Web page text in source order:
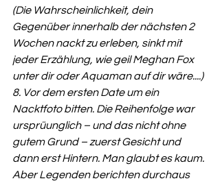
(Die Wahrscheinlichkeit, dein
Gegenüber innerhalb der nächsten 2
Wochen nackt zu erleben, sinkt mit
jeder Erzählung, wie geil Meghan Fox
unter dir oder Aquaman auf dir wäre....)
8. Vor dem ersten Date um ein
Nacktfoto bitten. Die Reihenfolge war
ursprüunglich – und das nicht ohne
gutem Grund – zuerst Gesicht und
dann erst Hintern. Man glaubt es kaum.
Aber Legenden berichten durchaus